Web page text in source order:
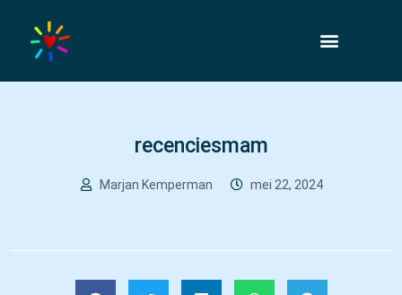
recenciesmam
Marjan Kemperman mei 22, 2024